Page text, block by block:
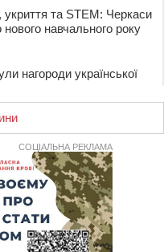
та STEM: Черкаси
навчального року
нагороди української
відділу освіти
бюджету збитки
полеглим на Курщині
стягнення майже 250
вилов риби
15 порушників
нетверезих водіїв
СОЦІАЛЬНА РЕКЛАМА